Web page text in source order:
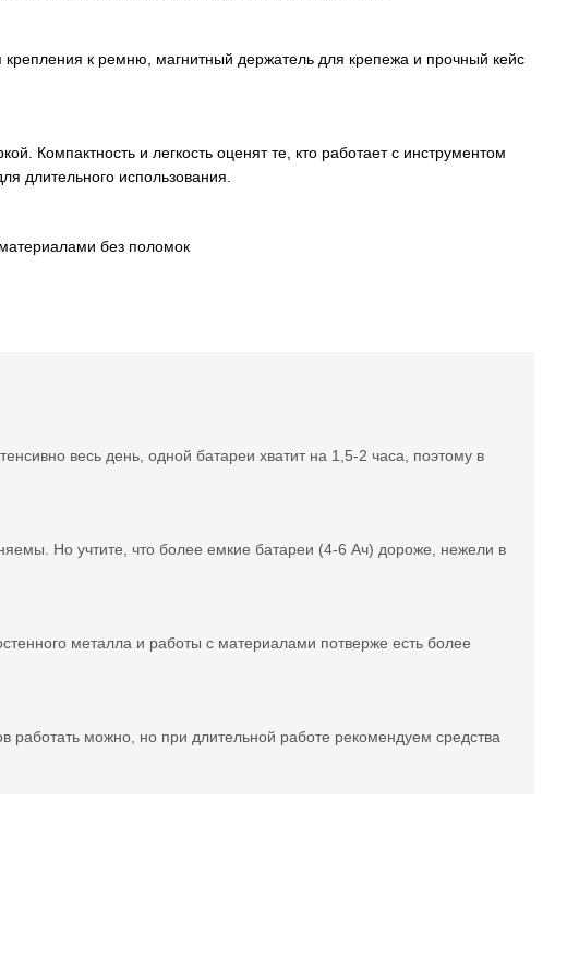
крепления к ремню, магнитный держатель для крепежа и прочный кейс
Компактность и легкость оценят те, кто работает с инструментом
длительного использования.
без поломок
весь день, одной батареи хватит на 1,5-2 часа, поэтому в
Но учтите, что более емкие батареи (4-6 Ач) дороже, нежели в
металла и работы с материалами потверже есть более
можно, но при длительной работе рекомендуем средства